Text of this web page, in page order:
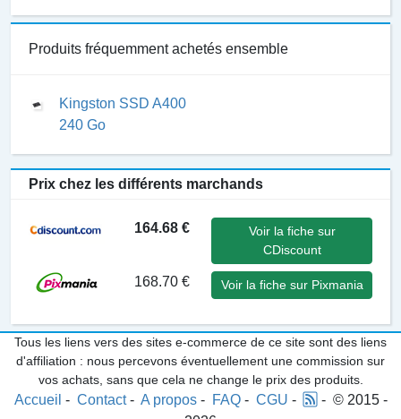
Produits fréquemment achetés ensemble
Kingston SSD A400
240 Go
Prix chez les différents marchands
164.68 €
Voir la fiche sur
CDiscount
168.70 € Voir la fiche sur Pixmania
Tous les liens vers des sites e-commerce de ce site sont des liens
d'affiliation : nous percevons éventuellement une commission sur
vos achats, sans que cela ne change le prix des produits.
Accueil - Contact- A propos- FAQ- CGU -
- © 2015 -